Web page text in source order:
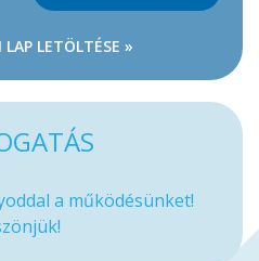
LAP LETÖLTÉSE »
a működésünket!